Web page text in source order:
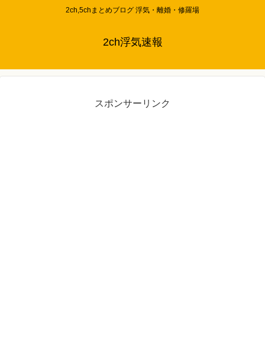
2ch,5chまとめブログ 浮気・離婚・修羅場
2ch浮気速報
スポンサーリンク